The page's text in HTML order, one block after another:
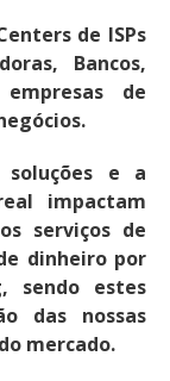
de ISPs
Bancos,
de
e a
impactam
serviços de
dinheiro por
sendo estes
das nossas
mercado.